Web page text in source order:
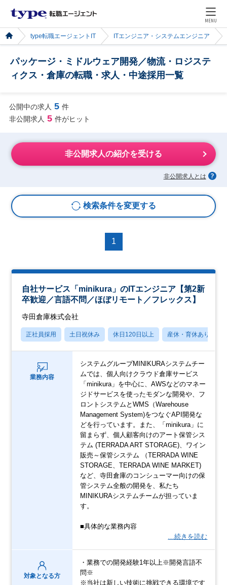
MENU
type転職エージェントIT ITエンジニア・システムエンジニア
パッケージ・ミドルウェア開発／物流・ロジステ
ィクス・倉庫の転職・求人・中途採用一覧
公開中の求人 5 件
非公開求人 5 件がヒット
非公開求人の紹介を受ける
非公開求人とは
検索条件を変更する
1
自社サービス「minikura」のITエンジニア【第2新
卒歓迎／言語不問／ほぼリモート／フレックス】
寺田倉庫株式会社
正社員採用 土日祝休み 休日120日以上 産休・育休あり
業務内容
システムグループMINIKURAシステムチー
ムでは、個人向けクラウド倉庫サービス
「minikura」を中心に、AWSなどのマネー
ジドサービスを使ったモダンな開発や、フ
ロントシステムとWMS（Warehouse
Management System)をつなぐAPI開発な
どを行っています。また、「minikura」に
留まらず、個人顧客向けのアート保管シス
テム (TERRADA ART STORAGE)、ワイン
販売～保管システム （TERRADA WINE
STORAGE、TERRADA WINE MARKET)
など、寺田倉庫のコンシューマー向けの保
管システム全般の開発を、私たち
MINIKURAシステムチームが担っていま
す。
■具体的な業務内容
…続きを読む
対象となる方
・業務での開発経験1年以上※開発言語不
問※
※当社は新しい技術に挑戦できる環境です